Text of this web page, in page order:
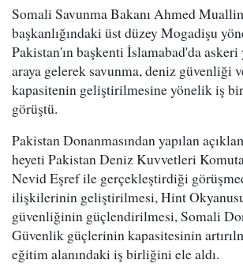
Somali Savunma Bakanı Ahmed
başkanlığındaki üst düzey Mogadişu
Pakistan'ın başkenti İslamabad'da
araya gelerek savunma, deniz güvenliği
kapasitenin geliştirilmesine yönelik iş
görüştü.
Pakistan Donanmasından yapılan
heyeti Pakistan Deniz Kuvvetleri
Nevid Eşref ile gerçekleştirdiği
ilişkilerinin geliştirilmesi, Hint
güvenliğinin güçlendirilmesi, Somali
Güvenlik güçlerinin kapasitesinin
eğitim alanındaki iş birliğini ele aldı.